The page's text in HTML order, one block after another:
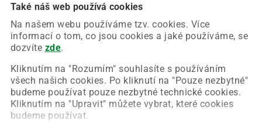
Také náš web používá cookies
Na našem webu používáme tzv. cookies. Více
informací o tom, co jsou cookies a jaké používáme, se
dozvíte zde.
Kliknutím na "Rozumím" souhlasíte s používáním
všech našich cookies. Po kliknutí na "Pouze nezbytné"
budeme používat pouze nezbytné technické cookies.
Kliknutím na "Upravit" můžete vybrat, které cookies
budeme používat.
Chyba nastala na naší straně a už ji opravujeme.
Zkuste prosím znovu načíst požadovanou stránku.
Obnovit stránku Úvodní strana